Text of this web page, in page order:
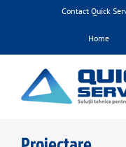
Contact Quick
Home